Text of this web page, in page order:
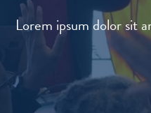
Lorem ipsum dolor sit